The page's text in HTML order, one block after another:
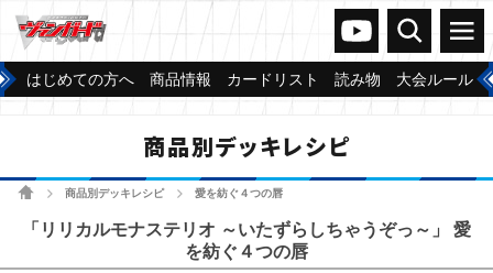
ヴァンガードch
検索 メニュー
はじめての方へ 商品情報 カードリスト 読み物 大会ルール
商品別デッキレシピ
ホーム商品別デッキレシピ 愛を紡ぐ４つの唇
「リリカルモナステリオ ～いたずらしちゃうぞっ～」 愛
を紡ぐ４つの唇